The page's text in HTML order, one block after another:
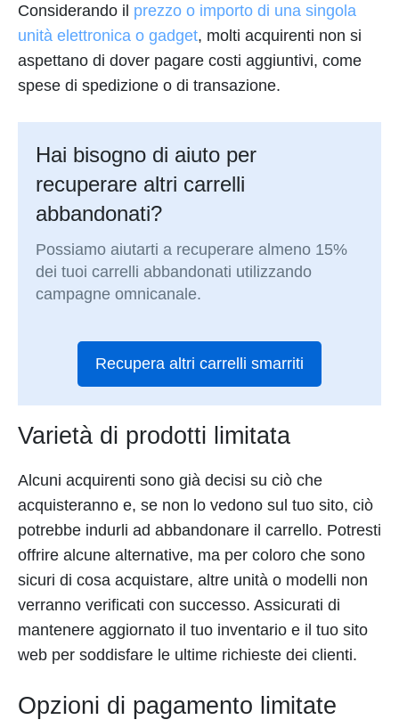
Considerando il prezzo o importo di una singola
unità elettronica o gadget, molti acquirenti non si
aspettano di dover pagare costi aggiuntivi, come
spese di spedizione o di transazione.
Hai bisogno di aiuto per
recuperare altri carrelli
abbandonati?
Possiamo aiutarti a recuperare almeno 15%
dei tuoi carrelli abbandonati utilizzando
campagne omnicanale.
Recupera altri carrelli smarriti
Varietà di prodotti limitata
Alcuni acquirenti sono già decisi su ciò che
acquisteranno e, se non lo vedono sul tuo sito, ciò
potrebbe indurli ad abbandonare il carrello. Potresti
offrire alcune alternative, ma per coloro che sono
sicuri di cosa acquistare, altre unità o modelli non
verranno verificati con successo. Assicurati di
mantenere aggiornato il tuo inventario e il tuo sito
web per soddisfare le ultime richieste dei clienti.
Opzioni di pagamento limitate